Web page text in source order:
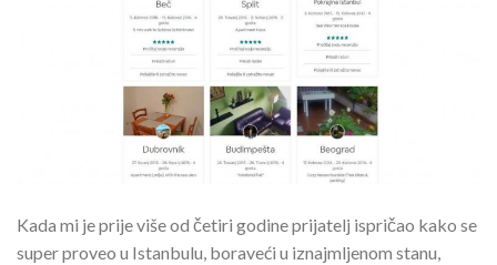
Kada mi je prije više od četiri godine prijatelj ispričao kako se
super proveo u Istanbulu, boraveći u iznajmljenom stanu,